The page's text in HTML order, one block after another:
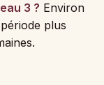
3 ? Environ
plus